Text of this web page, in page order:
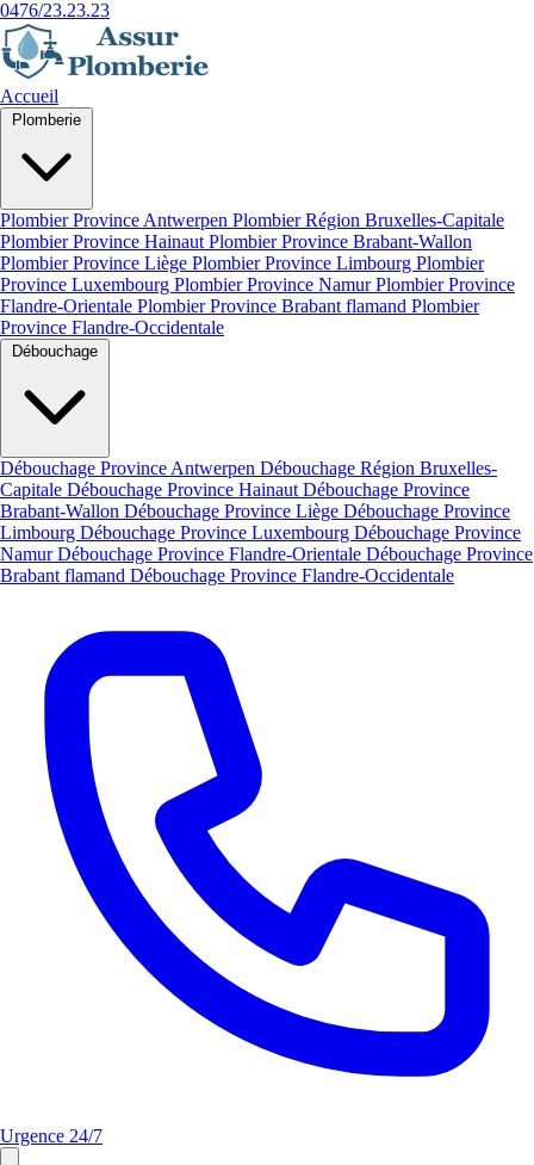
0476/23.23.23
Accueil
Plombier Province Antwerpen Plombier Région Bruxelles-Capitale
Plombier Province Hainaut Plombier Province Brabant-Wallon
Plombier Province Liège Plombier Province Limbourg Plombier
Province Luxembourg Plombier Province NamurPlombier Province
Flandre-Orientale Plombier Province Brabant flamand Plombier
Province Flandre-Occidentale
Débouchage Province Antwerpen Débouchage Région Bruxelles-
Capitale Débouchage Province Hainaut Débouchage Province
Brabant-Wallon Débouchage Province Liège Débouchage Province
Limbourg Débouchage Province Luxembourg Débouchage Province
NamurDébouchage Province Flandre-Orientale Débouchage Province
Brabant flamand Débouchage Province Flandre-Occidentale
Urgence 24/7